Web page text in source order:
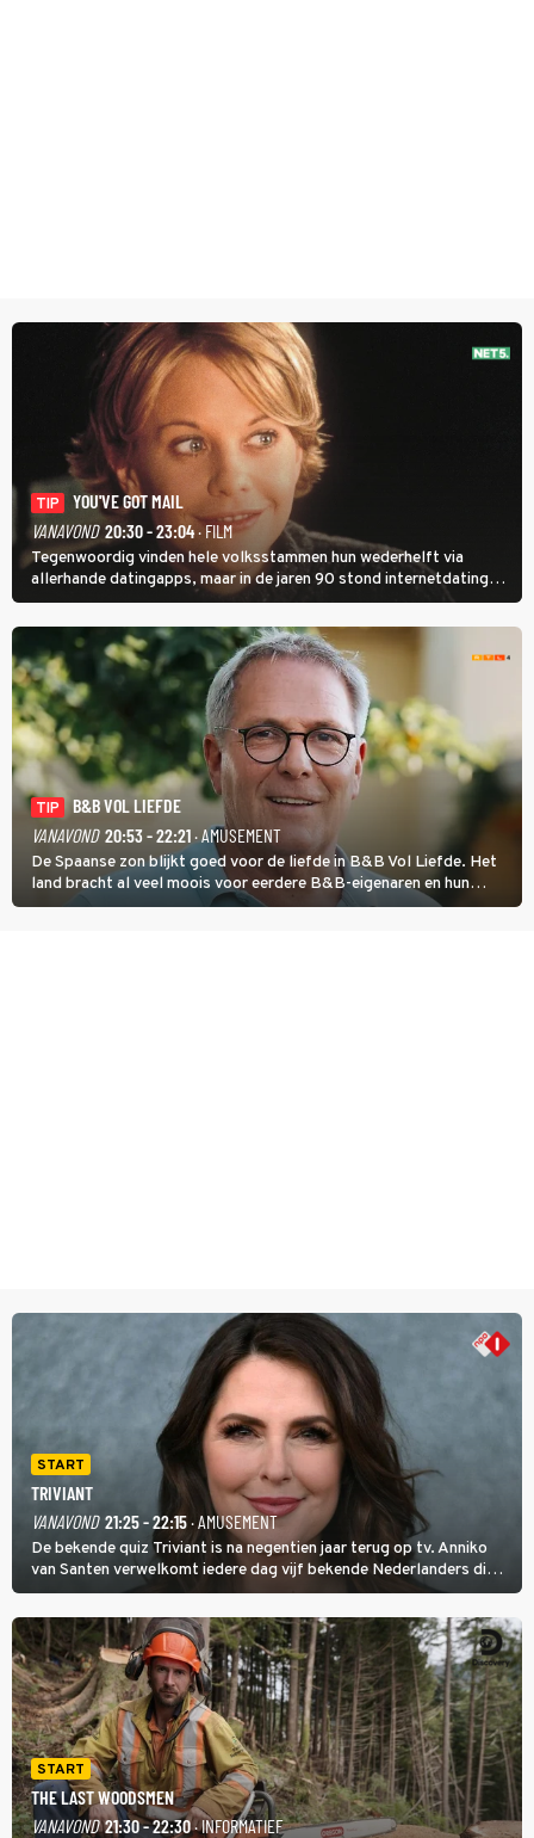
TIP
YOU'VE GOT MAIL
VANAVOND 20:30 - 23:04· FILM
Tegenwoordig vinden hele volksstammen hun wederhelft via
allerhande datingapps, maar in de jaren 90 stond internetdating
nog in de kinderschoenen. In de film You've Got Mail zie je dat
terug.
TIP
B&B VOL LIEFDE
VANAVOND 20:53 - 22:21· AMUSEMENT
De Spaanse zon blijkt goed voor de liefde in B&B Vol Liefde. Het
land bracht al veel moois voor eerdere B&B-eigenaren en hun
partners. Ook Paul runt zijn gastenverblijf in Spanje. De 62-jarige
START
TRIVIANT
VANAVOND 21:25 - 22:15· AMUSEMENT
De bekende quiz Triviant is na negentien jaar terug op tv. Anniko
van Santen verwelkomt iedere dag vijf bekende Nederlanders die
vragen beantwoorden in verschillende categorieën. De beste
speler gaat direct door naar de finaleweek.
START
THE LAST WOODSMEN
VANAVOND 21:30 - 22:30· INFORMATIEF